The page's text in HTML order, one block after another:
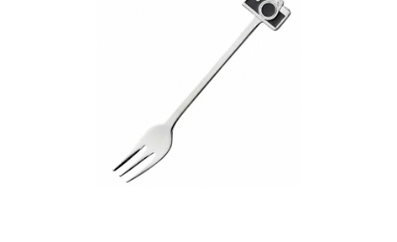
是否繳費成功／繳費後需取消欲退款等相關疑問，請聯繫「AFTEE先享後付
https://netprotections.freshdesk.com/support/home
１．透過由恩沛科技股份有限公司提供之「AFTEE先享後付」服務完成之交
易，需依本服務之必要範圍內提供個人資料，並將交易相關給付款項請求債
權轉讓予恩沛科技股份有限公司。
２．關於個人資料處理事宜，請瀏覽以下網址：
https://aftee.tw/terms/#terms3
３．未成年的使用者請事先徵得法定代理人或監護人之同意方可使用
「AFTEE先享後付」，若未經同意申辦者引起之損失，本公司不負相關責
每筆NT$80，滿NT$1,000(含以上)免運費